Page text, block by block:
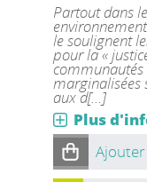
Partout dans
le soulignent
pour la «
communautés
marginalisées
aux d[...]
Plus